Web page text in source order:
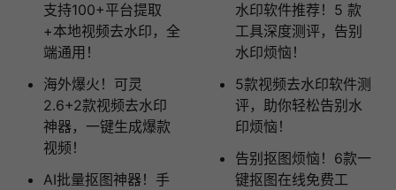
支持100+平台提取
+本地视频去水印，全
端通用！
海外爆火！可灵
2.6+2款视频去水印
神器，一键生成爆款
视频！
AI批量抠图神器！手
水印软件推荐！5 款
工具深度测评，告别
水印烦恼！
5款视频去水印软件测
评，助你轻松告别水
印烦恼！
告别抠图烦恼！6款一
键抠图在线免费工